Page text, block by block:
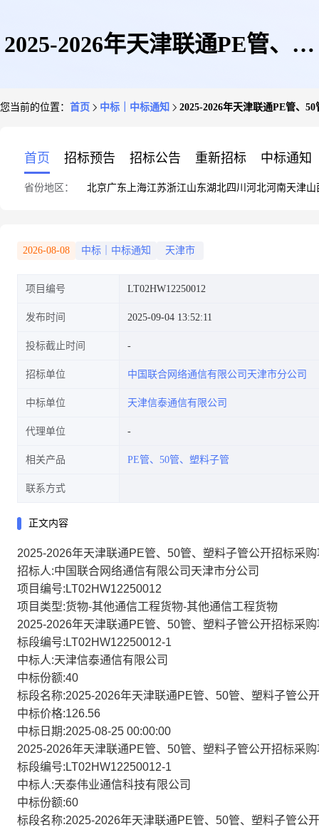
2025-2026年天津联通PE管、50
您当前的位置： 首页 中标｜中标通知 2025-2026年天津联通PE管、
首页 招标预告 招标公告 重新招标 中标通知
省份地区： 北京广东 上海江苏浙江山东湖北四川 河北河南天津山
2026-08-08 中标｜中标通知 天津市
项目编号 LT02HW12250012
发布时间 2025-09-04 13:52:11
投标截止时间
招标单位 中国联合网络通信有限公司天津市分公司
中标单位 天津信泰通信有限公司
代理单位
相关产品 PE管、50管、塑料子管
联系方式
正文内容
2025-2026年天津联通PE管、50管、塑料子管公开招标采
招标人:中国联合网络通信有限公司天津市分公司
项目编号:LT02HW12250012
项目类型:货物-其他通信工程货物-其他通信工程货物
2025-2026年天津联通PE管、50管、塑料子管公开招标采
标段编号:LT02HW12250012-1
中标人:天津信泰通信有限公司
中标份额:40
标段名称:2025-2026年天津联通PE管、50管、塑料子管公
中标价格:126.56
中标日期:2025-08-25 00:00:00
2025-2026年天津联通PE管、50管、塑料子管公开招标采
标段编号:LT02HW12250012-1
中标人:天泰伟业通信科技有限公司
中标份额:60
标段名称:2025-2026年天津联通PE管、50管、塑料子管公